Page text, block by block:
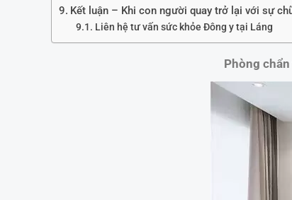
Kết luận – Khi con người quay trở lại với sự
Liên hệ tư vấn sức khỏe Đông y tại Láng
Phòng